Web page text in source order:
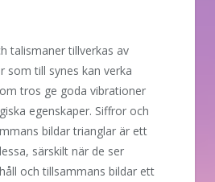
talismaner tillverkas av
som till synes kan verka
tros ge goda vibrationer
egenskaper. Siffror och
bildar trianglar är ett
särskilt när de ser
och tillsammans bildar ett